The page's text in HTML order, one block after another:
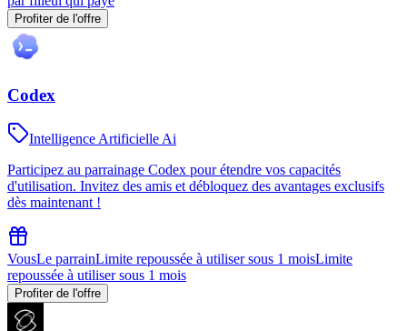
Profiter de l'offre
Codex
Intelligence Artificielle Ai
Participez au parrainage Codex pour étendre vos capacités
d'utilisation. Invitez des amis et débloquez des avantages exclusifs
dès maintenant !
VousLe parrainLimite repoussée à utiliser sous 1 moisLimite
repoussée à utiliser sous 1 mois
Profiter de l'offre